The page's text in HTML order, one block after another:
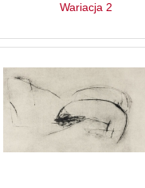
Wariacja 2